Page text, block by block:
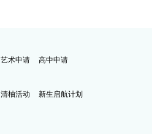
艺术申请 高中申请
清柚活动 新生启航计划